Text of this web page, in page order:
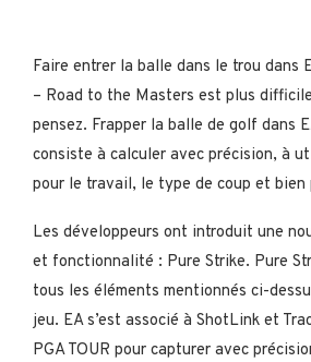
Faire entrer la balle dans le trou dans
– Road to the Masters est plus
pensez. Frapper la balle de golf dans
consiste à calculer avec précision, à
pour le travail, le type de coup et bien
Les développeurs ont introduit une
et fonctionnalité : Pure Strike. Pure
tous les éléments mentionnés ci-
jeu. EA s’est associé à ShotLink et
PGA TOUR pour capturer avec